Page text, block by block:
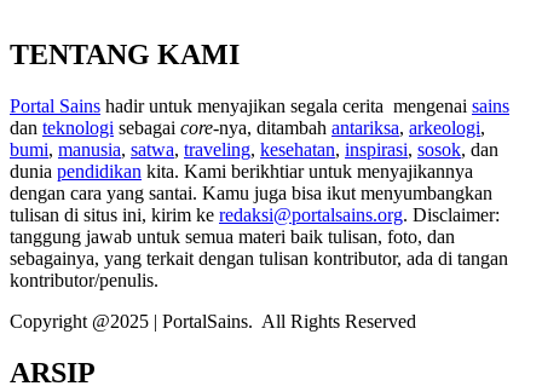
TENTANG KAMI
Portal Sains hadir untuk menyajikan segala cerita mengenai sains
dan teknologi sebagai core-nya, ditambah antariksa, arkeologi,
bumi, manusia, satwa, traveling, kesehatan, inspirasi, sosok, dan
dunia pendidikan kita. Kami berikhtiar untuk menyajikannya
dengan cara yang santai. Kamu juga bisa ikut menyumbangkan
tulisan di situs ini, kirim ke redaksi@portalsains.org. Disclaimer:
tanggung jawab untuk semua materi baik tulisan, foto, dan
sebagainya, yang terkait dengan tulisan kontributor, ada di tangan
kontributor/penulis.
Copyright @2025 | PortalSains. All Rights Reserved
ARSIP